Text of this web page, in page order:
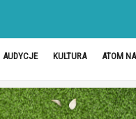
AUDYCJE KULTURA ATOM